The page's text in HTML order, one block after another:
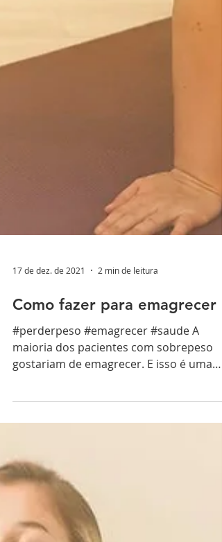
Como fazer para emagrecer
#perderpeso #emagrecer #saude A
maioria dos pacientes com sobrepeso
necessidade mesmo, não por...